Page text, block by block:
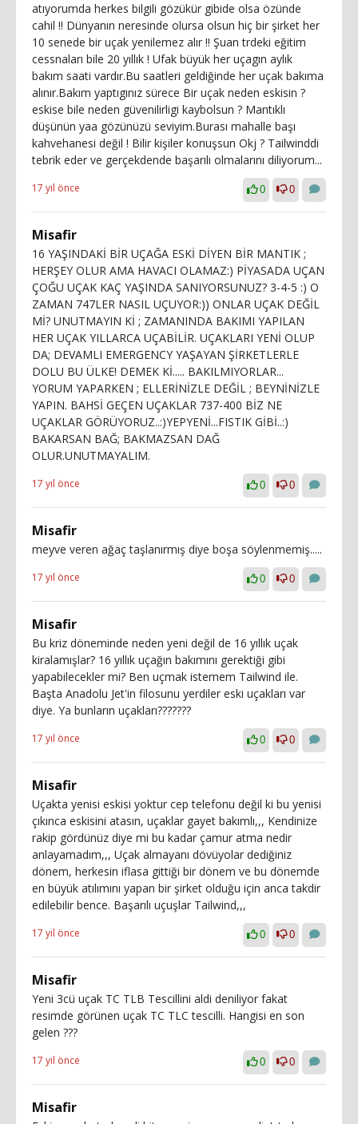
atıyorumda herkes bilgili gözükür gibide olsa özünde
cahil !! Dünyanın neresinde olursa olsun hiç bir şirket her
10 senede bir uçak yenilemez alır !! Şuan trdeki eğitim
cessnaları bile 20 yıllık ! Ufak büyük her uçagın aylık
bakım saati vardır.Bu saatleri geldiğinde her uçak bakıma
alınır.Bakım yaptıgınız sürece Bir uçak neden eskisin ?
eskise bile neden güvenilirligi kaybolsun ? Mantıklı
düşünün yaa gözünüzü seviyim.Burası mahalle başı
kahvehanesi değil ! Bilir kişiler konuşsun Okj ? Tailwinddi
tebrik eder ve gerçekdende başarılı olmalarını diliyorum...
17 yıl önce 0 0
Misafir
16 YAŞINDAKİ BİR UÇAĞA ESKİ DİYEN BİR MANTIK ;
HERŞEY OLUR AMA HAVACI OLAMAZ:) PİYASADA UÇAN
ÇOĞU UÇAK KAÇ YAŞINDA SANIYORSUNUZ? 3-4-5 :) O
ZAMAN 747LER NASIL UÇUYOR:)) ONLAR UÇAK DEĞİL
Mİ? UNUTMAYIN Kİ ; ZAMANINDA BAKIMI YAPILAN
HER UÇAK YILLARCA UÇABİLİR. UÇAKLARI YENİ OLUP
DA; DEVAMLI EMERGENCY YAŞAYAN ŞİRKETLERLE
DOLU BU ÜLKE! DEMEK Kİ..... BAKILMIYORLAR...
YORUM YAPARKEN ; ELLERİNİZLE DEĞİL ; BEYNİNİZLE
YAPIN. BAHSİ GEÇEN UÇAKLAR 737-400 BİZ NE
UÇAKLAR GÖRÜYORUZ..:)YEPYENİ...FISTIK GİBİ..:)
BAKARSAN BAĞ; BAKMAZSAN DAĞ
OLUR.UNUTMAYALIM.
17 yıl önce 0 0
Misafir
meyve veren ağaç taşlanırmış diye boşa söylenmemiş.....
17 yıl önce 0 0
Misafir
Bu kriz döneminde neden yeni değil de 16 yıllık uçak
kiralamışlar? 16 yıllık uçağın bakımını gerektiği gibi
yapabilecekler mi? Ben uçmak istemem Tailwind ile.
Başta Anadolu Jet'in filosunu yerdiler eski uçakları var
diye. Ya bunların uçakları???????
17 yıl önce 0 0
Misafir
Uçakta yenisi eskisi yoktur cep telefonu değil ki bu yenisi
çıkınca eskisini atasın, uçaklar gayet bakımlı,,, Kendinize
rakip gördünüz diye mi bu kadar çamur atma nedir
anlayamadım,,, Uçak almayanı dövüyolar dediğiniz
dönem, herkesin iflasa gittiği bir dönem ve bu dönemde
en büyük atılımını yapan bir şirket olduğu için anca takdir
edilebilir bence. Başarılı uçuşlar Tailwind,,,
17 yıl önce 0 0
Misafir
Yeni 3cü uçak TC TLB Tescillini aldi deniliyor fakat
resimde görünen uçak TC TLC tescilli. Hangisi en son
gelen ???
17 yıl önce 0 0
Misafir